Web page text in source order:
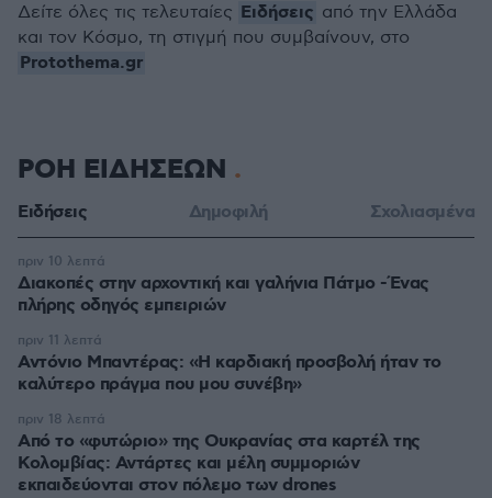
Δείτε όλες τις τελευταίες Ειδήσεις από την Ελλάδα
και τον Κόσμο, τη στιγμή που συμβαίνουν, στο
Protothema.gr
ΡΟΗ ΕΙΔΗΣΕΩΝ
Ειδήσεις Δημοφιλή Σχολιασμένα
Διακοπές στην αρχοντική και γαλήνια Πάτμο -Ένας
πλήρης οδηγός εμπειριών
πριν 10 λεπτά
Αντόνιο Μπαντέρας: «Η καρδιακή προσβολή ήταν το
καλύτερο πράγμα που μου συνέβη»
πριν 11 λεπτά
Από το «φυτώριο» της Ουκρανίας στα καρτέλ της
Κολομβίας: Αντάρτες και μέλη συμμοριών
εκπαιδεύονται στον πόλεμο των drones
πριν 18 λεπτά